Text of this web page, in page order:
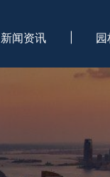
新闻资讯 园